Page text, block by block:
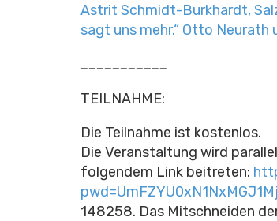
Astrit Schmidt-Burkhardt,
sagt uns mehr.“ Otto
TEILNAHME:
Die Teilnahme ist kostenlos.
Die Veranstaltung wird parallel
folgendem Link beitreten:
148258. Das Mitschneiden